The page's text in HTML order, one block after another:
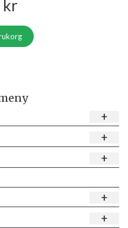
kr
+
+
+
+
+